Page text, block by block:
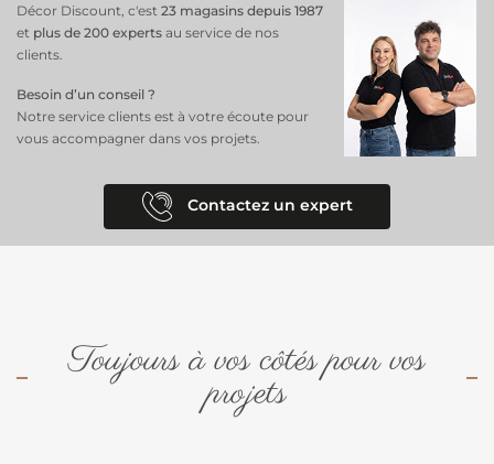
Décor Discount, c'est 23 magasins depuis 1987
et plus de 200 experts au service de nos
clients.
Besoin d’un conseil ?
Notre service clients est à votre écoute pour
vous accompagner dans vos projets.
Contactez un expert
Toujours à vos côtés pour vos
projets